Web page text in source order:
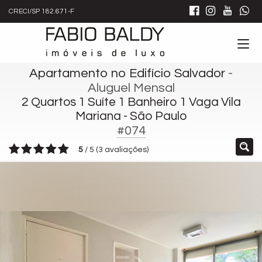
CRECI/SP 182.671-F
Apartamento no Edifício Salvador -
Aluguel Mensal
2 Quartos 1 Suíte 1 Banheiro 1 Vaga Vila
Mariana - São Paulo
#074
5 / 5 (3 avaliações)